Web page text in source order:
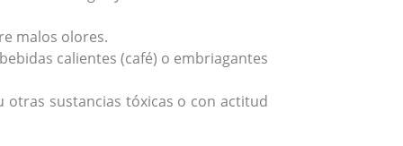
malos olores.
calientes (café) o embriagantes
sustancias tóxicas o con actitud